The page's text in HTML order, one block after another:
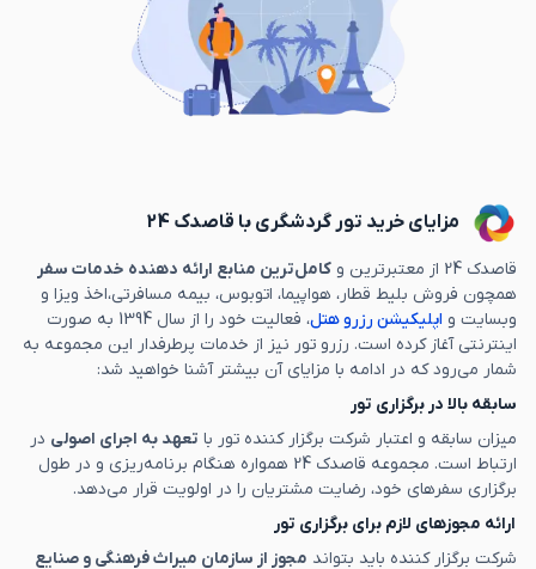
مزایای خرید تور گردشگری با قاصدک 24
قاصدک 24 از معتبرترین و
کامل‌ترین منابع ارائه دهنده خدمات سفر
همچون فروش بلیط قطار، هواپیما، اتوبوس، بیمه مسافرتی،اخذ ویزا و
وبسایت و اپلیکیشن رزرو هتل
، فعالیت خود را از سال 1394 به صورت
اینترنتی آغاز کرده است. رزرو تور نیز از خدمات پرطرفدار این مجموعه به
شمار می‌رود که در ادامه با مزایای آن بیشتر آشنا خواهید شد:
سابقه بالا در برگزاری تور
میزان سابقه و اعتبار شرکت برگزار کننده تور با تعهد به اجرای اصولی در
ارتباط است. مجموعه قاصدک 24 همواره هنگام برنامه‌ریزی و در طول
برگزاری سفرهای خود، رضایت مشتریان را در اولویت قرار می‌دهد.
ارائه مجوزهای لازم برای برگزاری تور
شرکت برگزار کننده باید بتواند مجوز از سازمان میراث فرهنگی و صنایع